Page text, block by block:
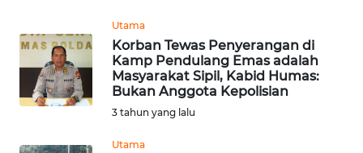
Utama
Korban Tewas Penyerangan di
Kamp Pendulang Emas adalah
Masyarakat Sipil, Kabid Humas:
Bukan Anggota Kepolisian
3 tahun yang lalu
Utama
JATENG
WN
NUSANTARA
WN